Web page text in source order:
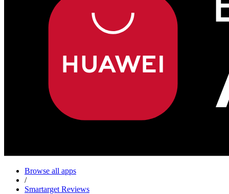
Browse all apps
/
Smartarget Reviews